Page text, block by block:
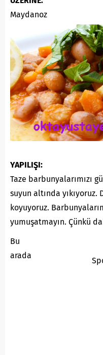
Maydanoz
YAPILIŞI:
Taze barbunyalarımızı
suyun altında
koyuyoruz.
yumuşatmayın. Çünkü
Bu
arada